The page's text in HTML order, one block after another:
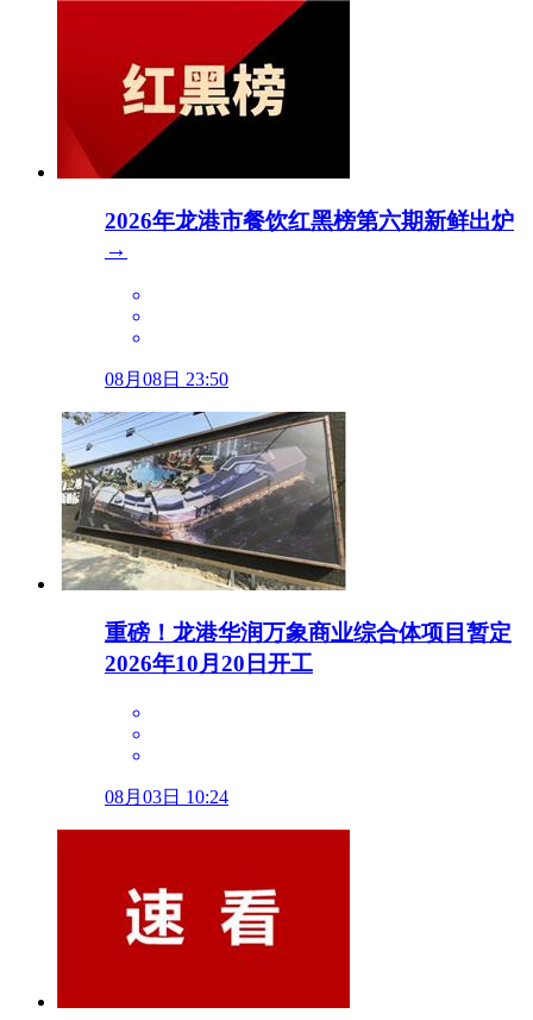
2026年龙港市餐饮红黑榜第六期新鲜出炉
→
08月08日 23:50
重磅！龙港华润万象商业综合体项目暂定
2026年10月20日开工
08月03日 10:24